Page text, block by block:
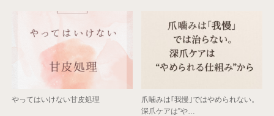
やってはいけない甘皮処理
爪噛みは｢我慢｣ではやめられない。
深爪ケアは”や…